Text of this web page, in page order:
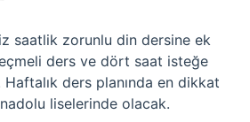
saatlik zorunlu din dersine ek
ders ve dört saat isteğe
ders planında en dikkat
liselerinde olacak.